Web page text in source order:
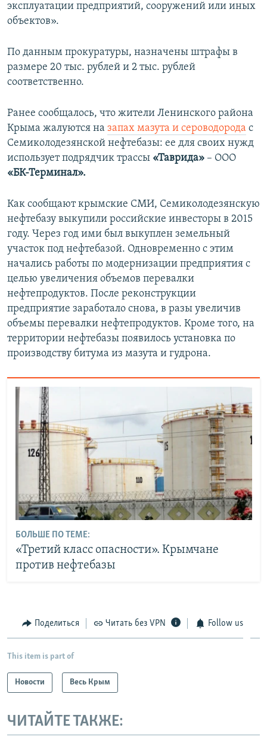
эксплуатации предприятий, сооружений или иных
объектов».
По данным прокуратуры, назначены штрафы в
размере 20 тыс. рублей и 2 тыс. рублей
соответственно.
Ранее сообщалось, что жители Ленинского района
Крыма жалуются на запах мазута и сероводорода с
Семиколодезянской нефтебазы: ее для своих нужд
использует подрядчик трассы «Таврида» – ООО
«БК-Терминал».
Как сообщают крымские СМИ, Семиколодезянскую
нефтебазу выкупили российские инвесторы в 2015
году. Через год ими был выкуплен земельный
участок под нефтебазой. Одновременно с этим
начались работы по модернизации предприятия с
целью увеличения объемов перевалки
нефтепродуктов. После реконструкции
предприятие заработало снова, в разы увеличив
объемы перевалки нефтепродуктов. Кроме того, на
территории нефтебазы появилось установка по
производству битума из мазута и гудрона.​
БОЛЬШЕ ПО ТЕМЕ:
«Третий класс опасности». Крымчане
против нефтебазы
Поделиться Читать без VPN Follow us
This item is part of
Новости Весь Крым
ЧИТАЙТЕ ТАКЖЕ: